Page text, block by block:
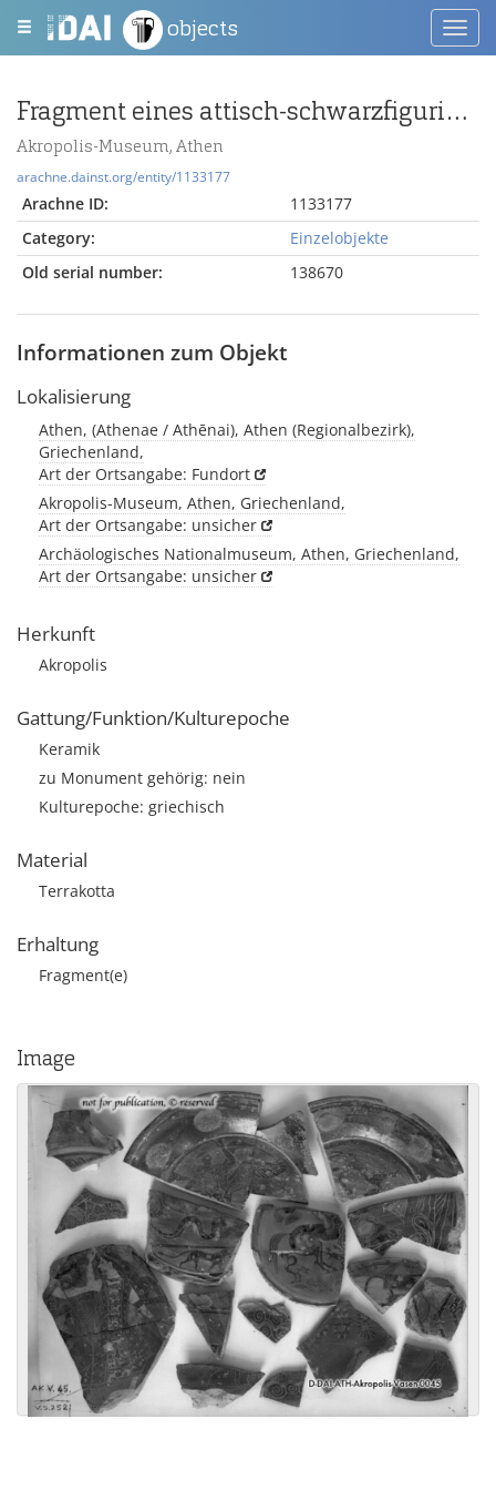
objects
Fragment eines attisch-schwarzfigurigen Tellers
Akropolis-Museum, Athen
arachne.dainst.org/entity/1133177
Arachne ID:
1133177
Category:
Einzelobjekte
Old serial number:
138670
Informationen zum Objekt
Lokalisierung
Athen, (Athenae / Athēnai), Athen (Regionalbezirk),
Griechenland,
Art der Ortsangabe: Fundort
Akropolis-Museum, Athen, Griechenland,
Art der Ortsangabe: unsicher
Archäologisches Nationalmuseum, Athen, Griechenland,
Art der Ortsangabe: unsicher
Herkunft
Akropolis
Gattung/Funktion/Kulturepoche
Keramik
zu Monument gehörig: nein
Kulturepoche: griechisch
Material
Terrakotta
Erhaltung
Fragment(e)
Image